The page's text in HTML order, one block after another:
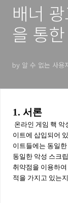
배너
을 통
by 알 수 없는 사용
1. 서론
온라인 게임 핵 악
이트에 삽입되어
이트들에는 동일
동일한 악성 스크
취약점을 이용하
적을 가지고 있는